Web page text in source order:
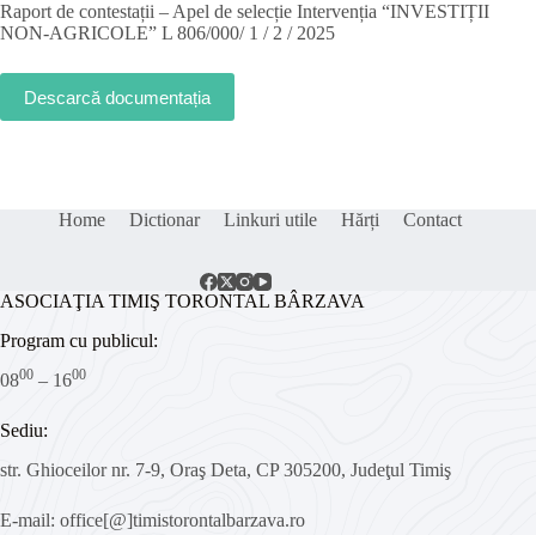
Raport de contestații – Apel de selecție Intervenția “INVESTIȚII
NON-AGRICOLE” L 806/000/ 1 / 2 / 2025
Descarcă documentația
Home Dictionar Linkuri utile Hărți Contact
ASOCIAŢIA TIMIŞ TORONTAL BÂRZAVA
Program cu publicul:
0800 – 1600
Sediu:
str. Ghioceilor nr. 7-9, Oraş Deta, CP 305200, Judeţul Timiş
E-mail: office[@]timistorontalbarzava.ro